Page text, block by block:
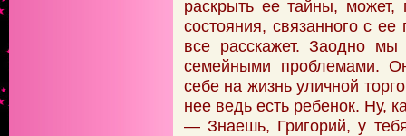
раскрыть ее тайны, может,
состояния, связанного с
все расскажет. Заодно
семейными проблемами.
себе на жизнь уличной
нее ведь есть ребенок. Ну,
— Знаешь, Григорий, у тебя